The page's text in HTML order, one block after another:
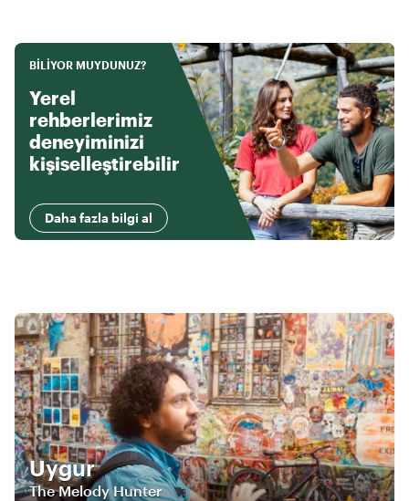
BILIYOR MUYDUNUZ?
Yerel
rehberlerimiz
deneyiminizi
kişiselleştirebilir
Daha fazla bilgi al
Uygur
The Melody Hunter